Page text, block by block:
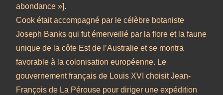
abondance »].
Cook était accompagné par le célèbre botaniste
Joseph Banks qui fut émerveillé par la flore et la faune
unique de la côte Est de l’Australie et se montra
favorable à la colonisation européenne. Le
gouvernement français de Louis XVI choisit Jean-
François de La Pérouse pour diriger une expédition